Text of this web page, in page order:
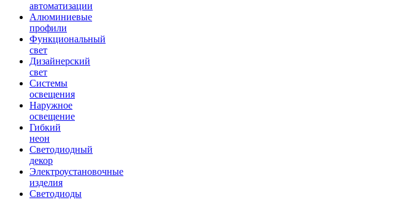
автоматизации
Алюминиевые
профили
Функциональный
свет
Дизайнерский
свет
Системы
освещения
Наружное
освещение
Гибкий
неон
Светодиодный
декор
Электроустановочные
изделия
Светодиоды